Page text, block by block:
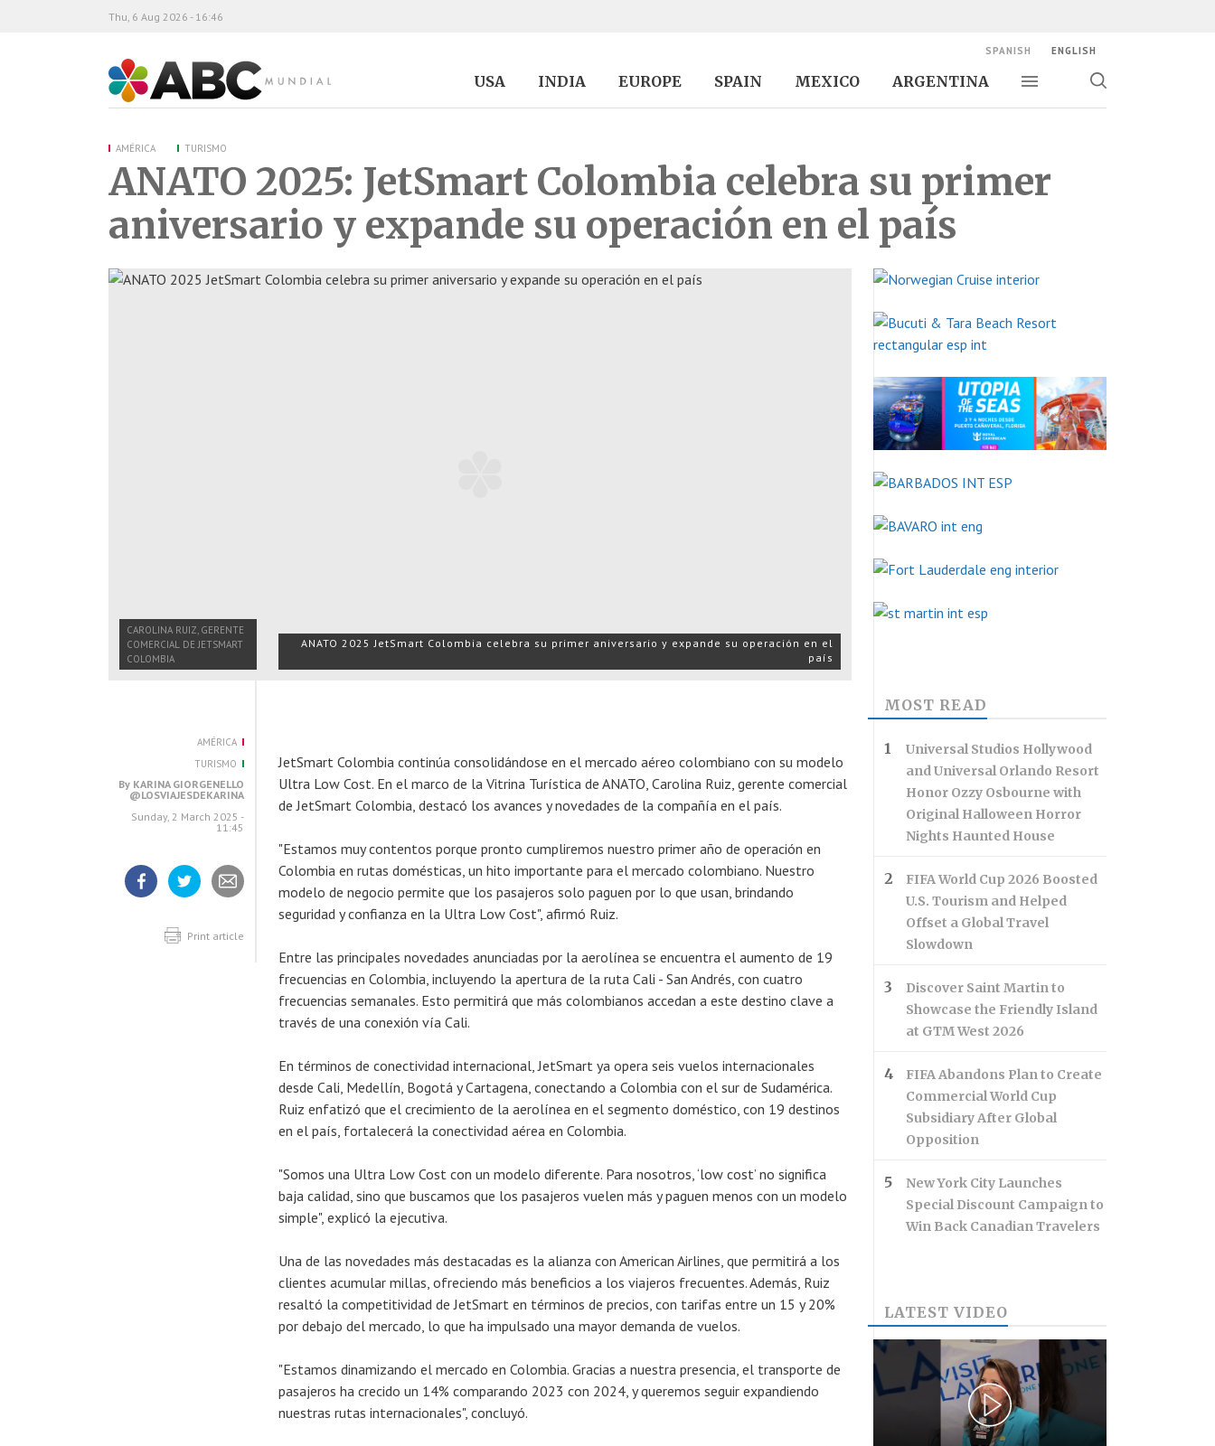
ABC Mundial
USA INDIA EUROPE SPAIN MEXICO ARGENTINA
Toggle navigation
Toggle
Thu, 6 Aug 2026 - 16:46
SPANISH ENGLISH
AMÉRICA TURISMO
ANATO 2025: JetSmart Colombia celebra su primer
aniversario y expande su operación en el país
CAROLINA RUIZ, GERENTE
COMERCIAL DE JETSMART
COLOMBIA
ANATO 2025 JetSmart Colombia celebra su primer aniversario y expande su operación en el
país
AMÉRICA
TURISMO
By KARINA GIORGENELLO
@LOSVIAJESDEKARINA
Sunday, 2 March 2025 -
11:45
FacebookTwitterPrint article
JetSmart Colombia continúa consolidándose en el mercado aéreo colombiano con su modelo
Ultra Low Cost. En el marco de la Vitrina Turística de ANATO, Carolina Ruiz, gerente comercial
de JetSmart Colombia, destacó los avances y novedades de la compañía en el país.
"Estamos muy contentos porque pronto cumpliremos nuestro primer año de operación en
Colombia en rutas domésticas, un hito importante para el mercado colombiano. Nuestro
modelo de negocio permite que los pasajeros solo paguen por lo que usan, brindando
seguridad y confianza en la Ultra Low Cost", afirmó Ruiz.
Entre las principales novedades anunciadas por la aerolínea se encuentra el aumento de 19
frecuencias en Colombia, incluyendo la apertura de la ruta Cali - San Andrés, con cuatro
frecuencias semanales. Esto permitirá que más colombianos accedan a este destino clave a
través de una conexión vía Cali.
En términos de conectividad internacional, JetSmart ya opera seis vuelos internacionales
desde Cali, Medellín, Bogotá y Cartagena, conectando a Colombia con el sur de Sudamérica.
Ruiz enfatizó que el crecimiento de la aerolínea en el segmento doméstico, con 19 destinos
en el país, fortalecerá la conectividad aérea en Colombia.
"Somos una Ultra Low Cost con un modelo diferente. Para nosotros, ‘low cost’ no significa
baja calidad, sino que buscamos que los pasajeros vuelen más y paguen menos con un modelo
simple", explicó la ejecutiva.
Una de las novedades más destacadas es la alianza con American Airlines, que permitirá a los
clientes acumular millas, ofreciendo más beneficios a los viajeros frecuentes. Además, Ruiz
resaltó la competitividad de JetSmart en términos de precios, con tarifas entre un 15 y 20%
por debajo del mercado, lo que ha impulsado una mayor demanda de vuelos.
"Estamos dinamizando el mercado en Colombia. Gracias a nuestra presencia, el transporte de
pasajeros ha crecido un 14% comparando 2023 con 2024, y queremos seguir expandiendo
nuestras rutas internacionales", concluyó.
MOST READ
Universal Studios Hollywood
and Universal Orlando Resort
Honor Ozzy Osbourne with
Original Halloween Horror
Nights Haunted House
FIFA World Cup 2026 Boosted
U.S. Tourism and Helped
Offset a Global Travel
Slowdown
Discover Saint Martin to
Showcase the Friendly Island
at GTM West 2026
FIFA Abandons Plan to Create
Commercial World Cup
Subsidiary After Global
Opposition
New York City Launches
Special Discount Campaign to
Win Back Canadian Travelers
LATEST VIDEO